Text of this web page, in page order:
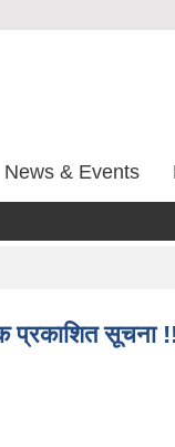
News & Events
प्रकाशित सूचना